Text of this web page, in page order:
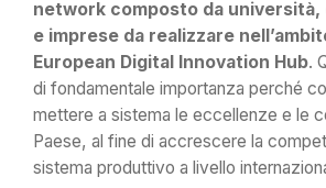
network composto da
e imprese da realizzare
European Digital Innovation Hub.
di fondamentale importanza perché
mettere a sistema le eccellenze e le
Paese, al fine di accrescere la
sistema produttivo a livello